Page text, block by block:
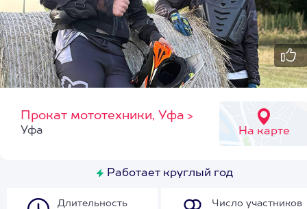
Прокат мототехники, Уфа >
На карте
Уфа
Работает круглый год
Длительность
Число участников